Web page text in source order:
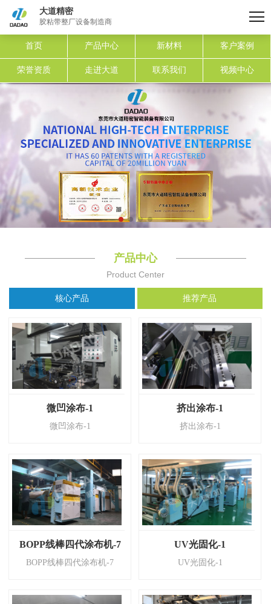
大道精密
胶粘带整厂设备制造商
首页 产品中心 新材料 客户案例
荣誉资质 走进大道 联系我们 视频中心
产品中心
Product Center
核心产品 推荐产品
微凹涂布-1
微凹涂布-1
挤出涂布-1
挤出涂布-1
BOPP线棒四代涂布机-7
BOPP线棒四代涂布机-7
UV光固化-1
UV光固化-1